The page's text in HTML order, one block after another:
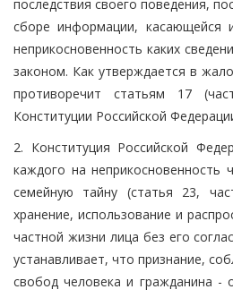
последствия своего поведения,
сборе информации, касающейся
неприкосновенность каких
законом. Как утверждается в
противоречит статьям 17
Конституции Российской
2. Конституция Российской
каждого на неприкосновенность
семейную тайну (статья 23,
хранение, использование и
частной жизни лица без его
устанавливает, что признание,
свобод человека и гражданина -